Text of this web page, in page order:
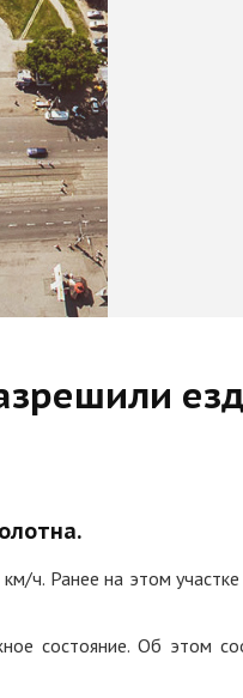
ч. Ранее на этом
состояние. Об этом